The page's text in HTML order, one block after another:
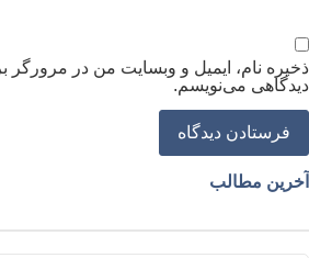
نام، ایمیل و وبسایت من در مرورگر
می‌نویسم.
مطالب